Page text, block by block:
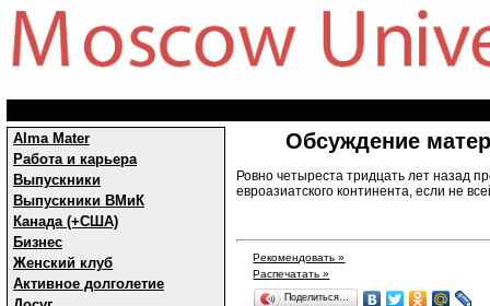
Alma Mater
Работа и карьера
Выпускники
Выпускники ВМиК
Канада (+США)
Бизнес
Женский клуб
Активное долголетие
Обсуждение
Ровно четыреста тридцать лет назад
евроазиатского континента, если не
Рекомендовать »
Распечатать »
Поделиться…